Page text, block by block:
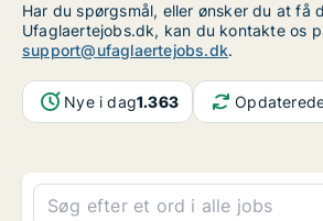
Har du spørgsmål, eller ønsker du at få
Ufaglaertejobs.dk, kan du kontakte os
support@ufaglaertejobs.dk.
Nye i dag1.363